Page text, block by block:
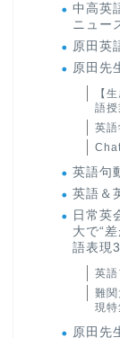
中高英
ニュー
原田英
原田先
【
語授
英語
英語句
英語＆
日常英
大で“
語表現
英
難
現特
原田先